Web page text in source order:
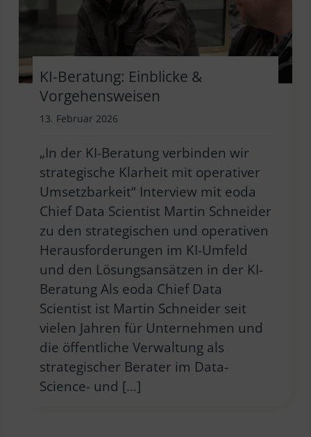
KI-Beratung: Einblicke &
Vorgehensweisen
13. Februar 2026
„In der KI-Beratung verbinden wir
strategische Klarheit mit operativer
Umsetzbarkeit“ Interview mit eoda
Chief Data Scientist Martin Schneider
zu den strategischen und operativen
Herausforderungen im KI-Umfeld
und den Lösungsansätzen in der KI-
Beratung Als eoda Chief Data
Scientist ist Martin Schneider seit
vielen Jahren für Unternehmen und
die öffentliche Verwaltung als
strategischer Berater im Data-
Science- und […]